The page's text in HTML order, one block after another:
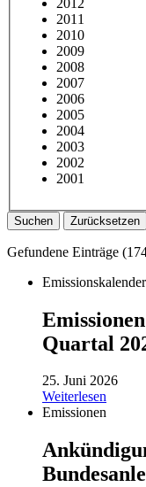
2011
2010
2009
2008
2007
2006
2005
2004
2003
2002
2001
Suchen Zurücksetzen
Gefundene Einträge (
Emissionskalender
Quartal
25. Juni 2026
Weiterlesen
Emissionen